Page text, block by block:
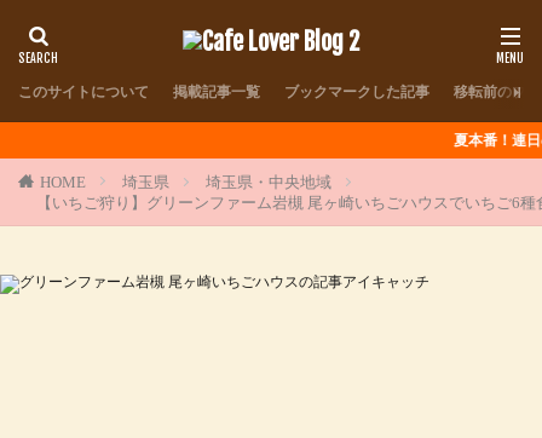
このサイトについて 掲載記事一覧 ブックマークした記事 移転前のブ
夏本番！連日のように猛
HOME 埼玉県
埼玉県・中央地域
【いちご狩り】グリーンファーム岩槻 尾ヶ崎いちごハウスでいちご6種